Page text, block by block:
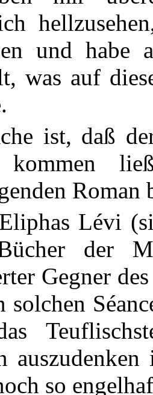
und habe
was auf
ist, daß
kommen
Roman
Lévi
der
Gegner
solchen
so